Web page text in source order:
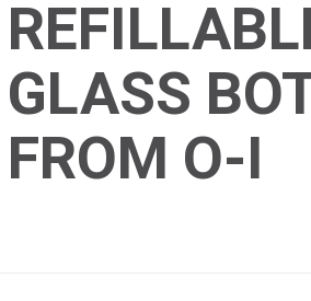
GLASS
FROM O-I